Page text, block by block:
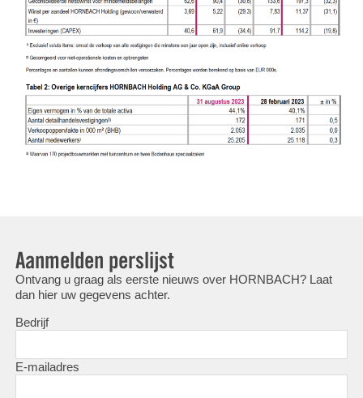
Aanmelden perslijst
Ontvang u graag als eerste nieuws over HORNBACH? Laat
dan hier uw gegevens achter.
Bedrijf
E-mailadres